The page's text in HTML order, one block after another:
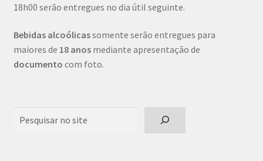
18h00 serão entregues no dia útil seguinte.
Bebidas alcoólicassomente serão entregues para
maiores de 18 anosmediante apresentação de
documento com foto.